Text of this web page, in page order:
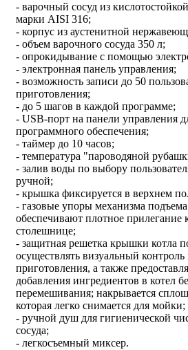
- варочный сосуд из
марки AISI 316;
- корпус из аустенитной
- объем варочного сосуда 350 л;
- опрокидывание с помощью
- электронная панель управления;
- возможность записи до 50
приготовления;
- до 5 шагов в каждой программе;
- USB-порт на панели управления
программного обеспечения;
- таймер до 10 часов;
- температура "пароводяной
- залив воды по выбору
ручной;
- крышка фиксируется в верхнем
- газовые упоры механизма
обеспечивают плотное прилегание
столешнице;
- защитная решетка крышки котла
осуществлять визуальный контроль
приготовления, а также
добавления ингредиентов в котел
перемешивания; накрывается
которая легко снимается для мойки;
- ручной душ для гигиенической
сосуда;
- легкосъемный миксер.